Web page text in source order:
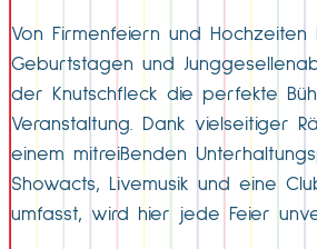
Von Firmenfeiern und Hochzeiten
Geburtstagen und
der Knutschfleck die perfekte
Veranstaltung. Dank vielseitiger
einem mitreißenden
Showacts, Livemusik und eine
umfasst, wird hier jede Feier